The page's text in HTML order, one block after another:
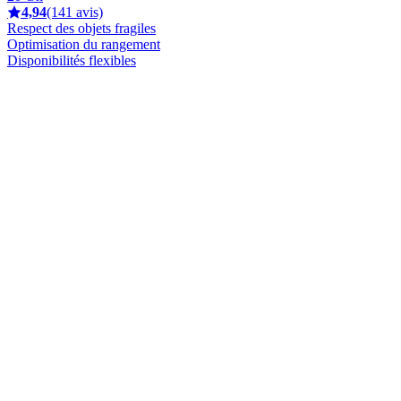
4,94(141 avis)
Respect des objets fragiles
Optimisation du rangement
Disponibilités flexibles